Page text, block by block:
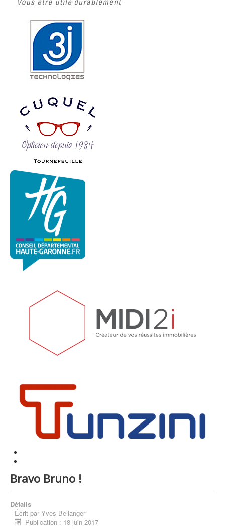
Bravo Bruno !
Détails
Écrit par Yves Bellanger
Publication : 18 juin 2017